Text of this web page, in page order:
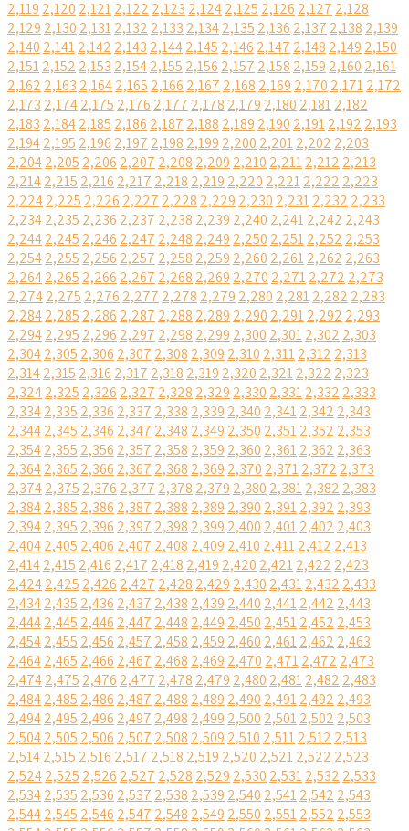
2,119 2,120 2,1212,122 2,123 2,1242,125 2,126 2,127 2,128
2,129 2,130 2,1312,132 2,133 2,1342,135 2,136 2,137 2,138 2,139
2,140 2,1412,142 2,143 2,1442,145 2,146 2,147 2,148 2,149 2,150
2,1512,152 2,153 2,1542,155 2,156 2,157 2,158 2,159 2,160 2,161
2,162 2,163 2,1642,165 2,166 2,167 2,168 2,169 2,170 2,1712,172
2,173 2,1742,175 2,176 2,177 2,178 2,179 2,180 2,1812,182
2,183 2,1842,185 2,186 2,187 2,188 2,189 2,190 2,1912,192 2,193
2,1942,195 2,196 2,197 2,198 2,199 2,200 2,2012,202 2,203
2,2042,205 2,206 2,207 2,208 2,209 2,210 2,2112,212 2,213
2,2142,215 2,216 2,217 2,218 2,219 2,220 2,2212,222 2,223
2,2242,225 2,226 2,227 2,228 2,229 2,230 2,2312,232 2,233
2,2342,235 2,236 2,237 2,238 2,239 2,240 2,2412,242 2,243
2,2442,245 2,246 2,247 2,248 2,249 2,250 2,2512,252 2,253
2,2542,255 2,256 2,257 2,258 2,259 2,260 2,2612,262 2,263
2,2642,265 2,266 2,267 2,268 2,269 2,270 2,2712,272 2,273
2,2742,275 2,276 2,277 2,278 2,279 2,280 2,2812,282 2,283
2,2842,285 2,286 2,287 2,288 2,289 2,290 2,2912,292 2,293
2,2942,295 2,296 2,297 2,298 2,299 2,300 2,3012,302 2,303
2,3042,305 2,306 2,307 2,308 2,309 2,310 2,3112,312 2,313
2,3142,315 2,316 2,317 2,318 2,319 2,320 2,3212,322 2,323
2,3242,325 2,326 2,327 2,328 2,329 2,330 2,3312,332 2,333
2,3342,335 2,336 2,337 2,338 2,339 2,340 2,3412,342 2,343
2,3442,345 2,346 2,347 2,348 2,349 2,350 2,3512,352 2,353
2,3542,355 2,356 2,357 2,358 2,359 2,360 2,3612,362 2,363
2,3642,365 2,366 2,367 2,368 2,369 2,370 2,3712,372 2,373
2,3742,375 2,376 2,377 2,378 2,379 2,380 2,3812,382 2,383
2,3842,385 2,386 2,387 2,388 2,389 2,390 2,3912,392 2,393
2,3942,395 2,396 2,397 2,398 2,399 2,400 2,4012,402 2,403
2,4042,405 2,406 2,407 2,408 2,409 2,410 2,4112,412 2,413
2,4142,415 2,416 2,417 2,418 2,419 2,420 2,4212,422 2,423
2,4242,425 2,426 2,427 2,428 2,429 2,430 2,4312,432 2,433
2,4342,435 2,436 2,437 2,438 2,439 2,440 2,4412,442 2,443
2,4442,445 2,446 2,447 2,448 2,449 2,450 2,4512,452 2,453
2,4542,455 2,456 2,457 2,458 2,459 2,460 2,4612,462 2,463
2,4642,465 2,466 2,467 2,468 2,469 2,470 2,4712,472 2,473
2,4742,475 2,476 2,477 2,478 2,479 2,480 2,4812,482 2,483
2,4842,485 2,486 2,487 2,488 2,489 2,490 2,4912,492 2,493
2,4942,495 2,496 2,497 2,498 2,499 2,500 2,5012,502 2,503
2,5042,505 2,506 2,507 2,508 2,509 2,510 2,5112,512 2,513
2,5142,515 2,516 2,517 2,518 2,519 2,520 2,5212,522 2,523
2,5242,525 2,526 2,527 2,528 2,529 2,530 2,5312,532 2,533
2,5342,535 2,536 2,537 2,538 2,539 2,540 2,5412,542 2,543
2,5442,545 2,546 2,547 2,548 2,549 2,550 2,5512,552 2,553